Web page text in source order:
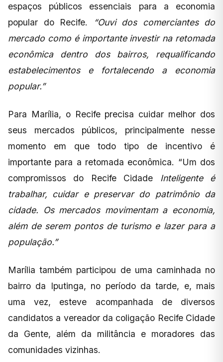
espaços públicos essenciais para a economia
popular do Recife.
“Ouvi dos comerciantes do
mercado como é importante investir na retomada
econômica dentro dos bairros, requalificando
estabelecimentos e fortalecendo a economia
popular.”
Para Marília, o Recife precisa cuidar melhor dos
seus mercados públicos, principalmente nesse
momento em que todo tipo de incentivo é
importante para a retomada econômica. “Um dos
compromissos do Recife Cidade
Inteligente é
trabalhar, cuidar e preservar do patrimônio da
cidade. Os mercados movimentam a economia,
além de serem pontos de turismo e lazer para a
população.”
Marília também participou de uma caminhada no
bairro da Iputinga, no período da tarde, e, mais
uma vez, esteve acompanhada de diversos
candidatos a vereador da coligação Recife Cidade
da Gente, além da militância e moradores das
comunidades vizinhas.